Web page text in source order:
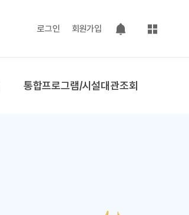
로그인 회원가입
팝업 열기
사이트맵
통합프로그램/시설대관조회